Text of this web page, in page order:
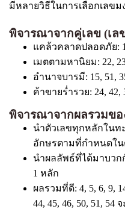
มีหลายวิธีในการเลือกเลขม
พิจารณาจากคู่เลข (เล
แคล้วคลาดปลอดภัย:
เมตตามหานิยม: 22,
อำนาจบารมี: 15, 51,
ค้าขายร่ำรวย: 24, 42,
พิจารณาจากผลรวมขอ
นำตัวเลขทุกหลักในท
อักษรตามที่กำหนดใน
นำผลลัพธ์ที่ได้มาบวก
1 หลัก
ผลรวมที่ดี: 4, 5, 6, 9,
44, 45, 46, 50, 51,